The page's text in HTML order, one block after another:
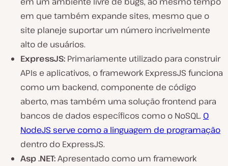
em que também expande sites, mesmo que o
site planeje suportar um número incrivelmente
alto de usuários.
ExpressJS: Primariamente utilizado para construir
APIs e aplicativos, o framework ExpressJS funciona
como um backend, componente de código
aberto, mas também uma solução frontend para
bancos de dados específicos como o NoSQL. O
NodeJS serve como a linguagem de programação
dentro do ExpressJS.
Asp .NET:Apresentado como um framework